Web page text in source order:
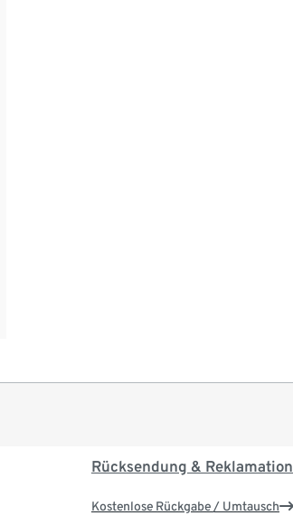
Rücksendung & Reklamation
Kostenlose Rückgabe / Umtausch